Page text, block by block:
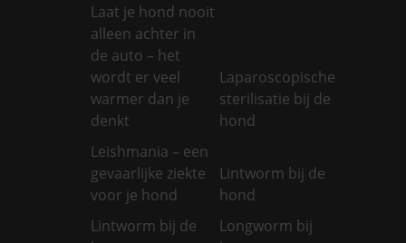
Laat je hond nooit
alleen achter in
de auto – het
wordt er veel
warmer dan je
denkt
Laparoscopische
sterilisatie bij de
hond
Leishmania – een
gevaarlijke ziekte
voor je hond
Lintworm bij de
hond
Lintworm bij de
Longworm bij